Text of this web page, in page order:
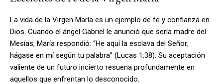
La vida de la Virgen María es un ejemplo de fe y confianza en
Dios. Cuando el ángel Gabriel le anunció que sería madre del
Mesías, María respondió: “He aquí la esclava del Señor;
hágase en mí según tu palabra” (Lucas 1:38). Su aceptación
valiente de un futuro incierto resuena profundamente en
aquellos que enfrentan lo desconocido.